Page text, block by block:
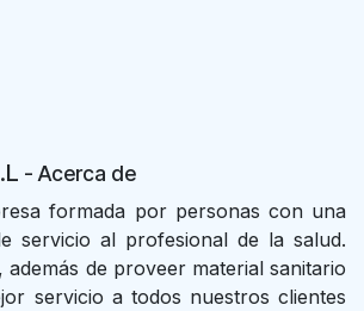
- Acerca de
formada por personas con una
servicio al profesional de la salud.
de proveer material sanitario
servicio a todos nuestros clientes